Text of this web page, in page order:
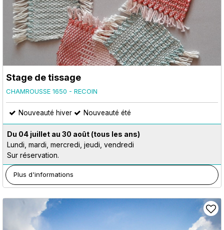
Stage de tissage
CHAMROUSSE 1650 - RECOIN
Nouveauté hiver Nouveauté été
Du 04 juillet au 30 août (tous les ans)
Lundi, mardi, mercredi, jeudi, vendredi
Sur réservation.
Plus d'informations